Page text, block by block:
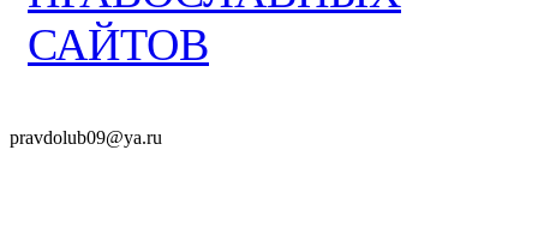
pravdolub09@ya.ru